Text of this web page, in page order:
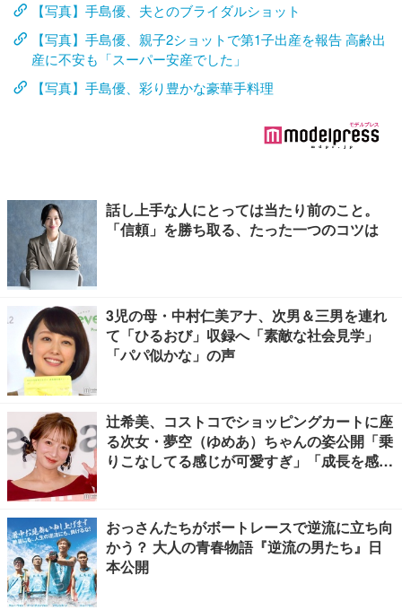
【写真】手島優、夫とのブライダルショット
【写真】手島優、親子2ショットで第1子出産を報告 高齢出
産に不安も「スーパー安産でした」
【写真】手島優、彩り豊かな豪華手料理
話し上手な人にとっては当たり前のこと。
「信頼」を勝ち取る、たった一つのコツは
3児の母・中村仁美アナ、次男＆三男を連れ
て「ひるおび」収録へ「素敵な社会見学」
「パパ似かな」の声
辻希美、コストコでショッピングカートに座
る次女・夢空（ゆめあ）ちゃんの姿公開「乗
りこなしてる感じが可愛すぎ」「成長を感じ
おっさんたちがボートレースで逆流に立ち向
かう？ 大人の青春物語『逆流の男たち』日
本公開